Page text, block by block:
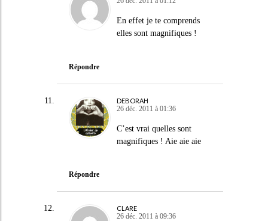
En effet je te comprends
elles sont magnifiques !
Répondre
DEBORAH
26 déc. 2011 à 01:36
C’est vrai quelles sont
magnifiques ! Aie aie aie
Répondre
CLARE
26 déc. 2011 à 09:36